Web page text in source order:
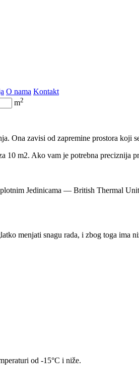
O nama Kontakt
m2
Ona zavisi od zapremine prostora koji
10 m2. Ako vam je potrebna preciznija
Jedinicama — British Thermal
menjati snagu rada, i zbog toga ima
od -15°C i niže.